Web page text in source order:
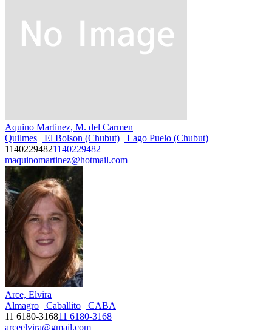
Aquino Martinez, M. del Carmen
Quilmes
El Bolson (Chubut)
Lago Puelo (Chubut)
11402294821140229482
maquinomartinez@hotmail.com
Arce, Elvira
Almagro
Caballito
CABA
11 6180-316811 6180-3168
arceelvira@gmail.com